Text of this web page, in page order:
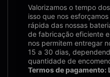
Valorizamos o tempo
isso que nos
rápida das nossas
de fabricação eficiente
nos permitem entregar
15 a 30 dias,
quantidade de
Termos de pagamento: